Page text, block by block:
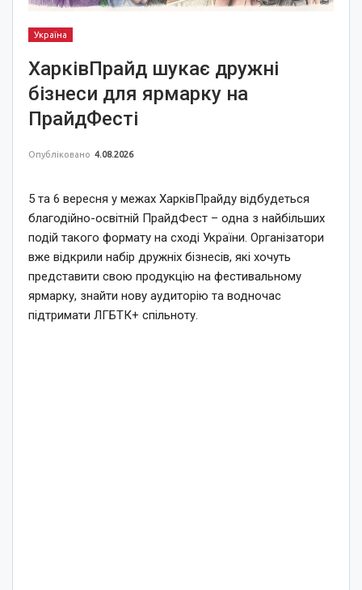
Україна
ХарківПрайд шукає дружні
бізнеси для ярмарку на
ПрайдФесті
Опубліковано 4.08.2026
5 та 6 вересня у межах ХарківПрайду відбудеться
благодійно-освітній ПрайдФест – одна з найбільших
подій такого формату на сході України. Організатори
вже відкрили набір дружніх бізнесів, які хочуть
представити свою продукцію на фестивальному
ярмарку, знайти нову аудиторію та водночас
підтримати ЛГБТК+ спільноту.